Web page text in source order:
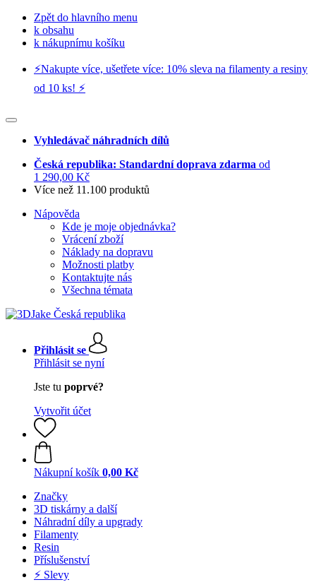
Zpět do hlavního menu
k obsahu
k nákupnímu košíku
⚡️Nakupte více, ušetřete více: 10% sleva na filamenty a resiny
od 10 ks! ⚡️
Vyhledávač náhradních dílů
Česká republika: Standardní doprava zdarma od
1 290,00 Kč
Více než 11.100 produktů
Nápověda
Kde je moje objednávka?
Vrácení zboží
Náklady na dopravu
Možnosti platby
Kontaktujte nás
Všechna témata
Přihlásit se
Přihlásit se nyní
Jste tu poprvé?
Vytvořit účet
Nákupní košík 0,00 Kč
Značky
3D tiskárny a další
Náhradní díly a upgrady
Filamenty
Resin
Příslušenství
⚡ Slevy